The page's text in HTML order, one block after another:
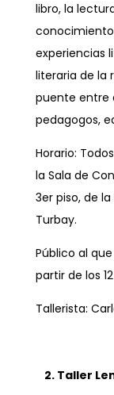
libro, la
experiencias
literaria de la
puente entre
pedagogos,
Horario:
la Sala de
3er piso, de
Turbay.
Público al
partir de los
Tallerista:
2. Taller